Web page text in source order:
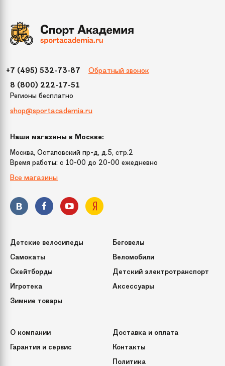
Бренд Crystal Trees
Модель Моника
Диаметр нижнего
яруса
Тип крепления
веток
вставные (крючок)
Способ фиксации
Кол-во веток
2204
Срок службы
+7 (495) 532-73-87 Обратный звонок
8 (800) 222-17-51
Регионы бесплатно
shop@sportacademia.ru
Наши магазины в Москве:
Москва, Остаповский пр-д, д.5, стр.2
Время работы: c 10-00 до 20-00 ежедневно
Все магазины
Детские велосипеды
Беговелы
Самокаты
Веломобили
Скейтборды
Детский электротранспорт
Игротека
Аксессуары
Зимние товары
О компании
Доставка и оплата
Гарантия и сервис
Контакты
Политика